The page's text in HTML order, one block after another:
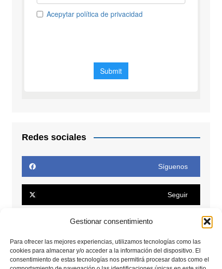
Gestionar consentimiento
Para ofrecer las mejores experiencias, utilizamos tecnologías como las
cookies para almacenar y/o acceder a la información del dispositivo. El
consentimiento de estas tecnologías nos permitirá procesar datos como el
Redes sociales
Síguenos
Seguir
Conectar